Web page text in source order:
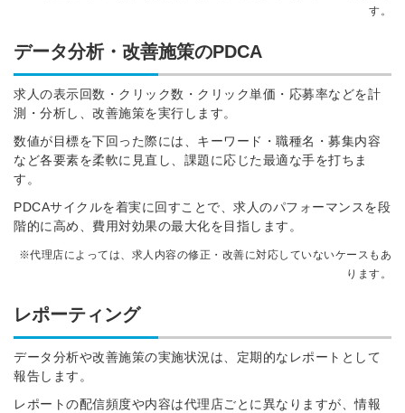
す。
データ分析・改善施策のPDCA
求人の表示回数・クリック数・クリック単価・応募率などを計
測・分析し、改善施策を実行します。
数値が目標を下回った際には、キーワード・職種名・募集内容
など各要素を柔軟に見直し、課題に応じた最適な手を打ちま
す。
PDCAサイクルを着実に回すことで、求人のパフォーマンスを段
階的に高め、費用対効果の最大化を目指します。
※代理店によっては、求人内容の修正・改善に対応していないケースもあ
ります。
レポーティング
データ分析や改善施策の実施状況は、定期的なレポートとして
報告します。
レポートの配信頻度や内容は代理店ごとに異なりますが、情報